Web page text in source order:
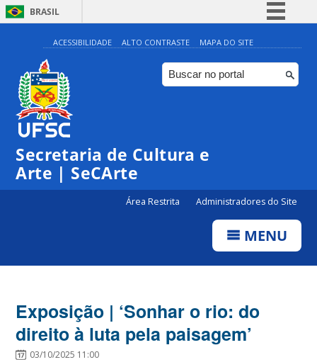
BRASIL
Simplifique!
Comunica BR
Participe
ACESSIBILIDADE ALTO CONTRASTE MAPA DO SITE
Secretaria de Cultura e
Arte | SeCArte
Área Restrita Administradores do Site
MENU
Exposição | ‘Sonhar o rio: do
direito à luta pela paisagem’
03/10/2025 11:00